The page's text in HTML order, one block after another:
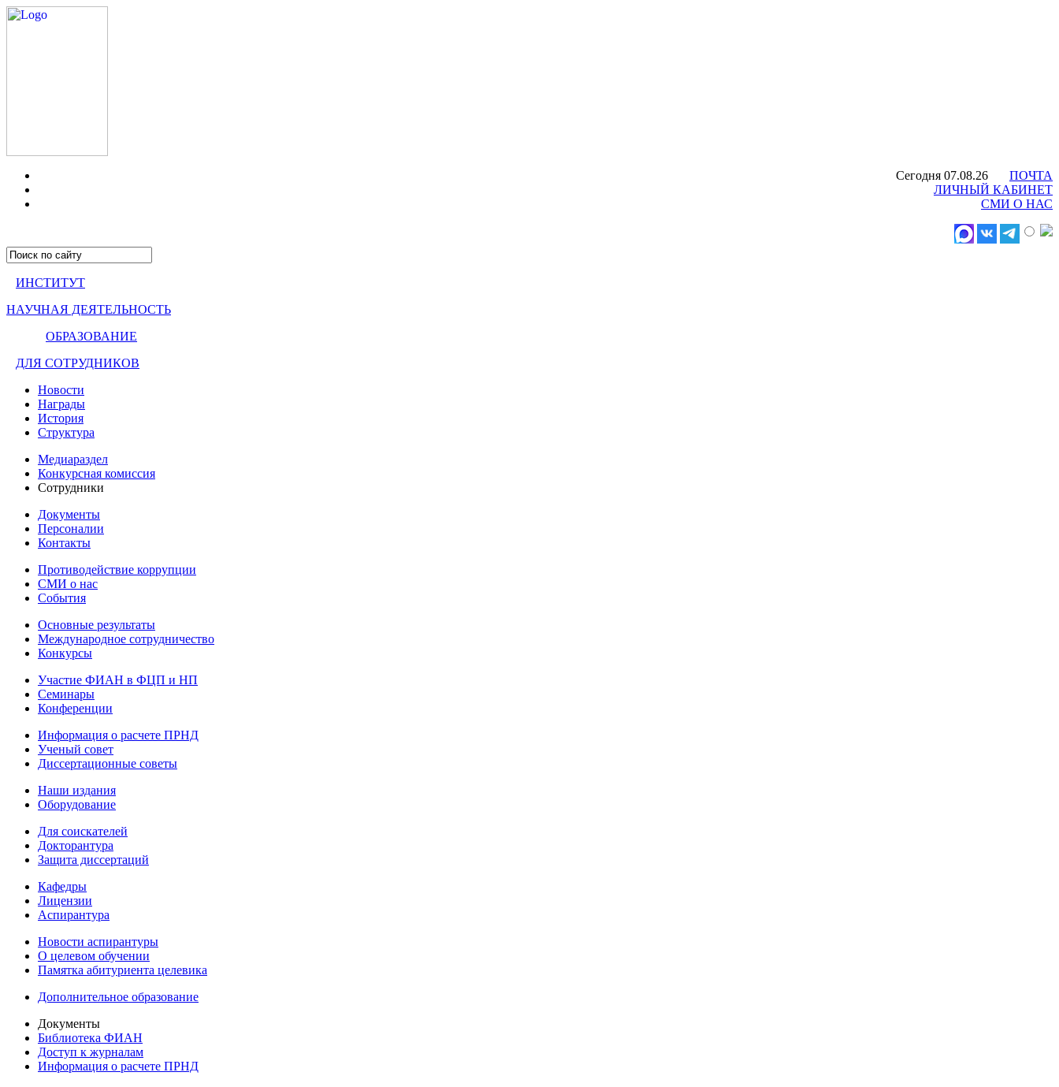
Сегодня 07.08.26
ПОЧТА
ЛИЧНЫЙ КАБИНЕТ
СМИ О НАС
ИНСТИТУТ
НАУЧНАЯ ДЕЯТЕЛЬНОСТЬ
ОБРАЗОВАНИЕ
ДЛЯ СОТРУДНИКОВ
Новости
Награды
История
Структура
Медиараздел
Конкурсная комиссия
Сотрудники
Документы
Персоналии
Контакты
Противодействие коррупции
СМИ о нас
События
Основные результаты
Международное сотрудничество
Конкурсы
Участие ФИАН в ФЦП и НП
Семинары
Конференции
Информация о расчете ПРНД
Ученый совет
Диссертационные советы
Наши издания
Оборудование
Для соискателей
Докторантура
Защита диссертаций
Кафедры
Лицензии
Аспирантура
Новости аспирантуры
О целевом обучении
Памятка абитуриента целевика
Дополнительное образование
Документы
Библиотека ФИАН
Доступ к журналам
Информация о расчете ПРНД